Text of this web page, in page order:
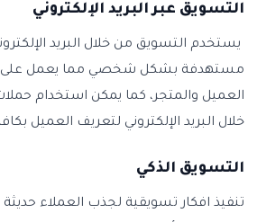
التسويق عبر البريد الإلكتروني
يستخدم التسويق من خلال البريد
مستهدفة بشكل شخصي مما يعمل على
العميل والمتجر، كما يمكن استخدام
خلال البريد الإلكتروني لتعريف العميل
التسويق الذكي
تنفيذ افكار تسويقية لجذب العملاء